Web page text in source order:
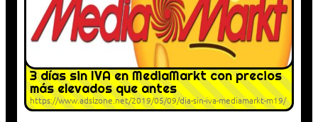
3 días sin IVA en MediaMarkt con precios
más elevados que antes
https://www.adslzone.net/2019/05/09/dia-sin-iva-mediamarkt-m19/